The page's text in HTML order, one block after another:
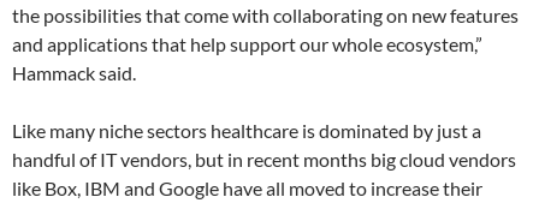
the possibilities that come with collaborating on new features
and applications that help support our whole ecosystem,”
Hammack said.
Like many niche sectors healthcare is dominated by just a
handful of IT vendors, but in recent months big cloud vendors
like Box, IBM and Google have all moved to increase their